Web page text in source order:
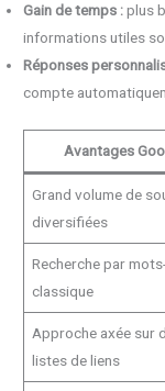
Gain de temps :plus
informations utiles
Réponses
compte
Avantages
Grand volume de
diversifiées
Recherche par
classique
Approche axée sur
listes de liens